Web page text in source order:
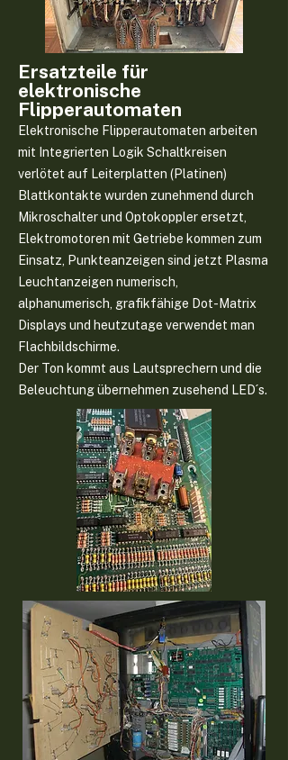
Ersatzteile für
elektronische
Flipperautomaten
Elektronische Flipperautomaten arbeiten
mit Integrierten Logik Schaltkreisen
verlötet auf Leiterplatten (Platinen)
Blattkontakte wurden zunehmend durch
Mikroschalter und Optokoppler ersetzt,
Elektromotoren mit Getriebe kommen zum
Einsatz, Punkteanzeigen sind jetzt Plasma
Leuchtanzeigen numerisch,
alphanumerisch, grafikfähige Dot-Matrix
Displays und heutzutage verwendet man
Flachbildschirme.
Der Ton kommt aus Lautsprechern und die
Beleuchtung übernehmen zusehend LED´s.